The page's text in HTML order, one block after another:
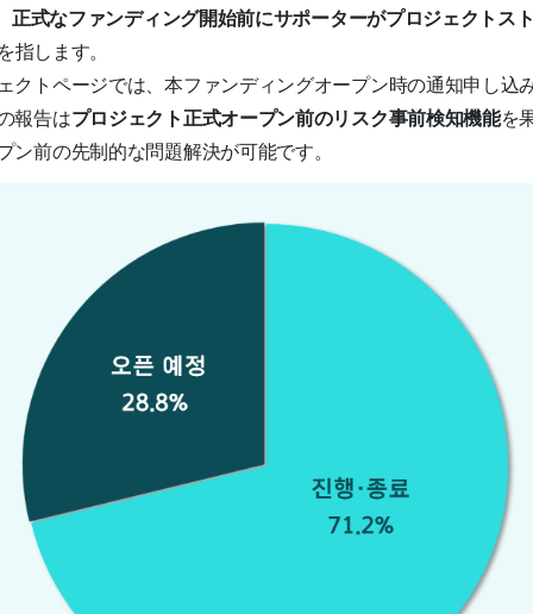
正式なファンディング開始前にサポーターがプロジェクトス
指します。
クトページでは、本ファンディングオープン時の通知申し込
報告はプロジェクト正式オープン前のリスク事前検知機能を
ン前の先制的な問題解決が可能です。